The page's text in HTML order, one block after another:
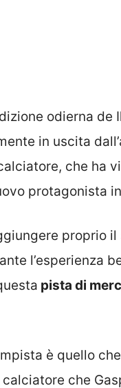
odierna
in uscita
che ha
protagonista
proprio il
l’esperienza
pista di
è quello
che